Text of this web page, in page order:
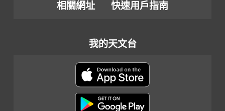
相關網址
快速用戶指南
我的天文台